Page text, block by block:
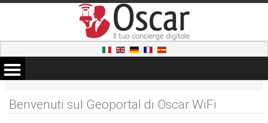
Benvenuti sul Geoportal di Oscar WiFi